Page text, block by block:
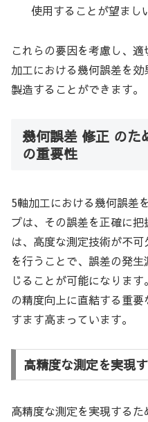
使用することが望まし
これらの要因を考慮し、
加工における幾何誤差を
製造することができます。
幾何誤差 修正 のた
の重要性
5軸加工における幾何誤差
プは、その誤差を正確に
は、高度な測定技術が不
を行うことで、誤差の発
じることが可能になりま
の精度向上に直結する重
すます高まっています。
高精度な測定を実現
高精度な測定を実現する